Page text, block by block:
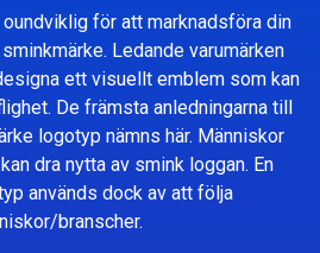
för att marknadsföra din
Ledande varumärken
ett visuellt emblem som kan
De främsta anledningarna till
logotyp nämns här. Människor
dra nytta av smink loggan. En
används dock av att följa
branscher.